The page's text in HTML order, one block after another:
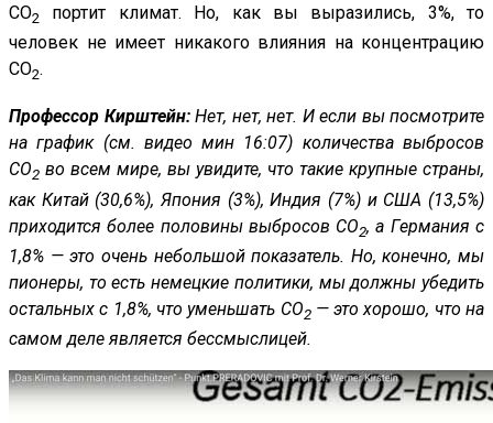
CO2
портит климат. Но, как вы выразились, 3%, то
человек не имеет никакого влияния на концентрацию
CO2.
Профессор Кирштейн: Нет, нет, нет. И если вы посмотрите
на график (см. видео мин 16:07) количества выбросов
CO2 во всем мире, вы увидите, что такие крупные страны,
как Китай (30,6%), Япония (3%), Индия (7%) и США (13,5%)
приходится более половины выбросов CO2, а Германия с
1,8% — это очень небольшой показатель. Но, конечно, мы
пионеры, то есть немецкие политики, мы должны убедить
остальных с 1,8%, что уменьшать CO2— это хорошо, что на
самом деле является бессмыслицей.